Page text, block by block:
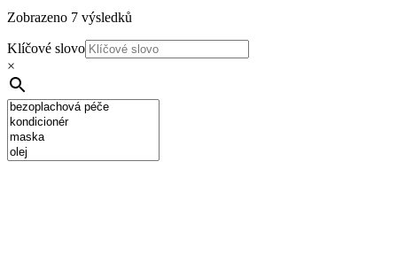
Zobrazeno 7 výsledků
Klíčové slovo
×